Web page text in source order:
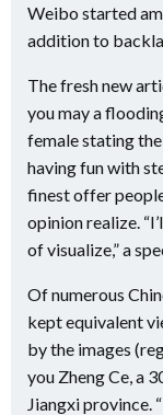
Weibo started
addition to
The fresh new
you may a
female stating
having fun with
finest offer
opinion realize.
of visualize,” a
Of numerous
kept equivalent
by the images
you Zheng Ce, a
Jiangxi province.